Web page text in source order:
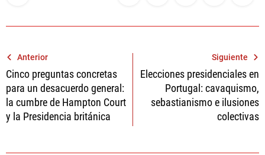
Navegación
de
entradas
Anterior
Cinco preguntas concretas
para un desacuerdo general:
la cumbre de Hampton Court
y la Presidencia británica
Siguiente
Elecciones presidenciales en
Portugal: cavaquismo,
sebastianismo e ilusiones
colectivas